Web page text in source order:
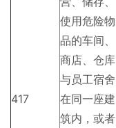
417
使用危险物
品的车间、
商店、仓库
与员工宿舍
在同一座建
筑内，或者